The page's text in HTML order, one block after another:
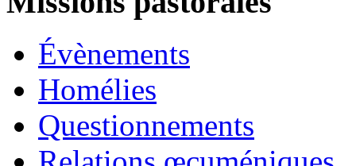
Évènements
Homélies
Questionnements